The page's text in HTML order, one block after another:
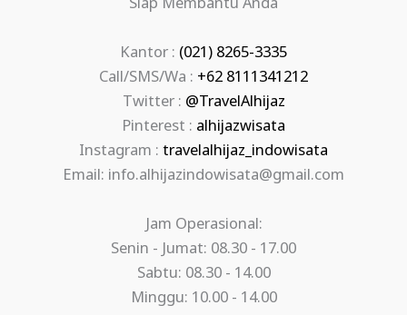
Siap Membantu Anda
Kantor : (021) 8265-3335
Call/SMS/Wa : +62 8111341212
Twitter : @TravelAlhijaz
Pinterest : alhijazwisata
Instagram : travelalhijaz_indowisata
Email: info.alhijazindowisata@gmail.com
Jam Operasional:
Senin - Jumat: 08.30 - 17.00
Sabtu: 08.30 - 14.00
Minggu: 10.00 - 14.00